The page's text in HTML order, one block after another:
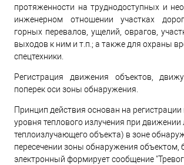
протяженности на труднодоступных и
инженерном отношении участках
горных перевалов, ущелий, оврагов,
выходов к ним и т.п.; а также для охраны
спецтехники.
Регистрация движения объектов,
поперек оси зоны обнаружения.
Принцип действия основан на
уровня теплового излучения при
теплоизлучающего объекта) в зоне
пересечении зоны обнаружения объектом,
электронный формирует сообщение